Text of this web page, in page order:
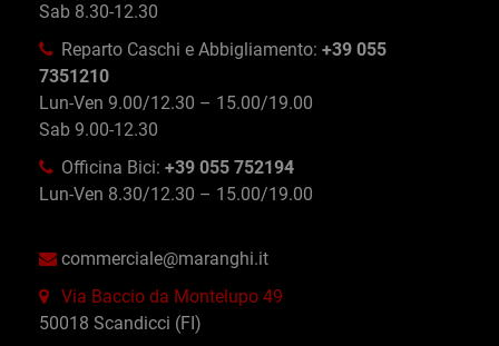
Sab 8.30-12.30
Reparto Caschi e Abbigliamento: +39 055
7351210
Lun-Ven 9.00/12.30 – 15.00/19.00
Sab 9.00-12.30
Officina Bici: +39 055 752194
Lun-Ven 8.30/12.30 – 15.00/19.00
commerciale@maranghi.it
Via Baccio da Montelupo 49
50018 Scandicci (FI)